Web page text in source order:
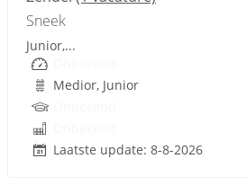
Sneek
Junior,...
Medior, Junior
Laatste update: 8-8-2026